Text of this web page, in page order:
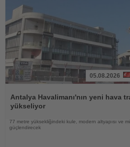
Oku
05.08.2026
Antalya Havalimanı'nın yeni hava
yükseliyor
77 metre yüksekliğindeki kule, modern altyapısı ve
güçlendirecek